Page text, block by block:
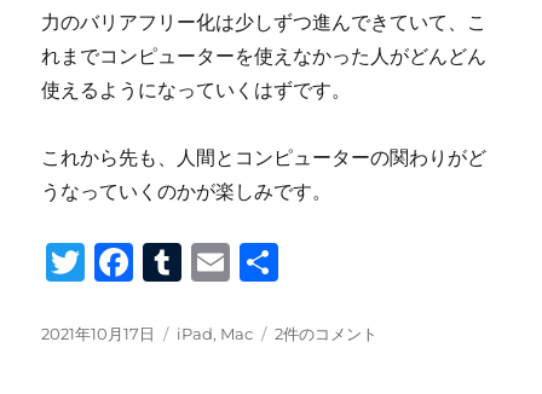
力のバリアフリー化は少しずつ進んできていて、こ
れまでコンピューターを使えなかった人がどんどん
使えるようになっていくはずです。
これから先も、人間とコンピューターの関わりがど
うなっていくのかが楽しみです。
T
tt
F
c
T
m
E
ail
投
2021年10月17日
カ
iPad, Mac
Apple
2件のコメント